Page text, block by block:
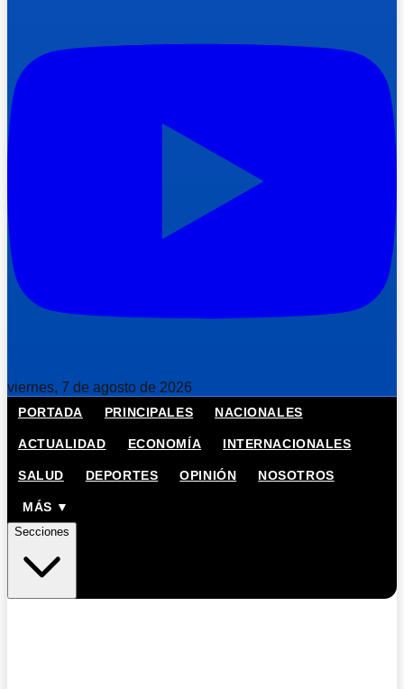
viernes, 7 de agosto de 2026
PORTADA PRINCIPALES NACIONALES
ACTUALIDAD ECONOMÍA INTERNACIONALES
SALUD DEPORTES OPINIÓN NOSOTROS
MÁS ▼
Secciones